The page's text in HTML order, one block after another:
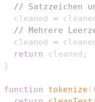
// Satzzeichen
  cleaned
=
// Mehrere
  cleaned
=
return
cleaned ;
}
function tokenize (